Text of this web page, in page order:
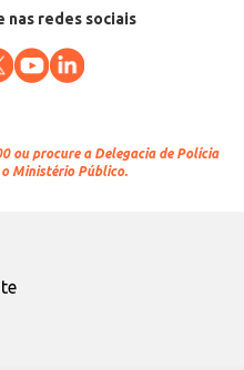
nas redes sociais
ou procure a Delegacia de Polícia
Ministério Público.